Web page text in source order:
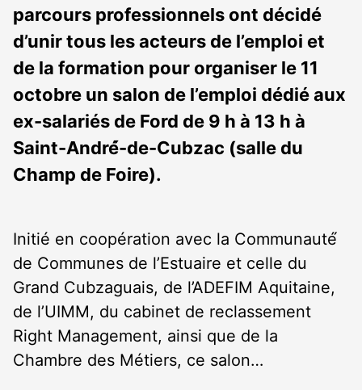
parcours professionnels ont décidé
d’unir tous les acteurs de l’emploi et
de la formation pour organiser le 11
octobre un salon de l’emploi dédié aux
ex-salariés de Ford de 9 h à 13 h à
Saint-André́-de-Cubzac (salle du
Champ de Foire).
Initié en coopération avec la Communauté́
de Communes de l’Estuaire et celle du
Grand Cubzaguais, de l’ADEFIM Aquitaine,
de l’UIMM, du cabinet de reclassement
Right Management, ainsi que de la
Chambre des Métiers, ce salon…